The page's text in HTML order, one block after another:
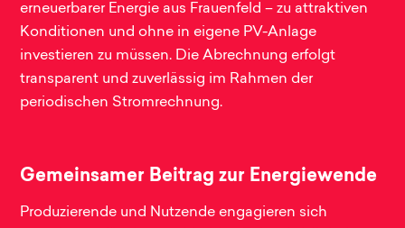
erneuerbarer Energie aus Frauenfeld – zu attraktiven
Konditionen und ohne in eigene PV-Anlage
investieren zu müssen. Die Abrechnung erfolgt
transparent und zuverlässig im Rahmen der
periodischen Stromrechnung.
Gemeinsamer Beitrag zur Energiewende
Produzierende und Nutzende engagieren sich